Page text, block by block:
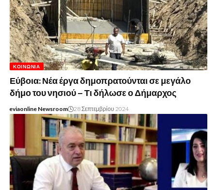
ΚΟΙΝΩΝΊΑ
Εύβοια: Νέα έργα δημοπρατούνται σε μεγάλο
δήμο του νησιού – Τι δήλωσε ο Δήμαρχος
eviaonline Newsroom 28 Σεπτεμβρίου 2024